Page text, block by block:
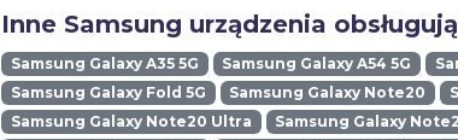
Inne Samsung urządzenia
Samsung Galaxy A35 5G Samsung Galaxy A54 5G
Samsung Galaxy Fold 5G
Samsung Galaxy Note20
Samsung Galaxy Note20 Ultra
Samsung Galaxy